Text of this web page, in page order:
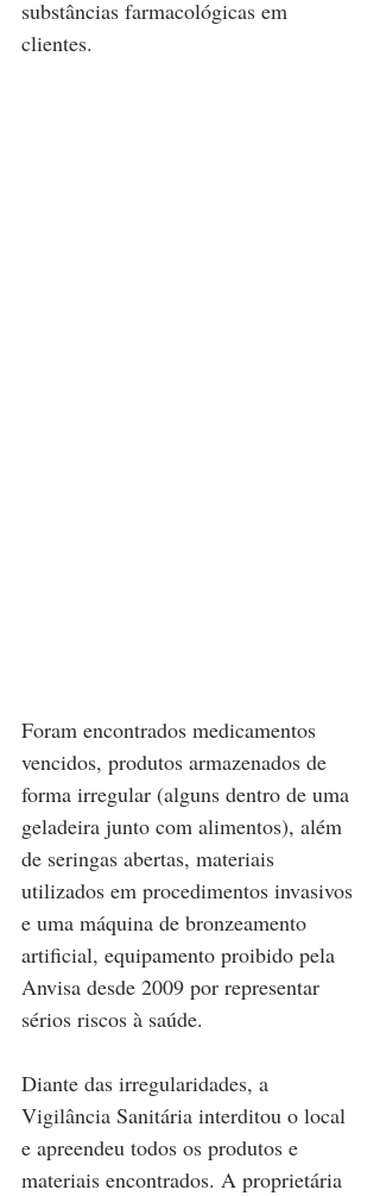
substâncias farmacológicas em
clientes.
Foram encontrados medicamentos
vencidos, produtos armazenados de
forma irregular (alguns dentro de uma
geladeira junto com alimentos), além
de seringas abertas, materiais
utilizados em procedimentos invasivos
e uma máquina de bronzeamento
artificial, equipamento proibido pela
Anvisa desde 2009 por representar
sérios riscos à saúde.
Diante das irregularidades, a
Vigilância Sanitária interditou o local
e apreendeu todos os produtos e
materiais encontrados. A proprietária